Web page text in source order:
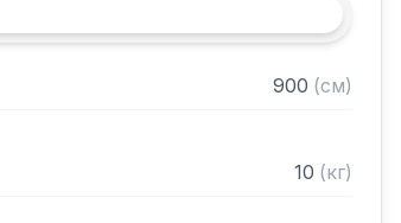
толщиной 0,8 мм
в столешнице
900 (см)
10 (кг)